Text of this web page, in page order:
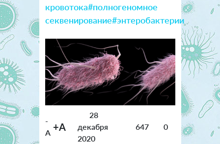
кровотока#полногеномное
секвенирование#энтеробактерии
-
A +A
28
декабря
2020
647 0